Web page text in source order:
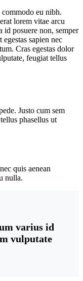
eu nibh.
lorem vitae arcu
id posuere non, semper
sapien nec
Cras egestas dolor
feugiat tellus
Justo cum sem
phasellus ut
quis aenean
nulla.
varius id
vulputate